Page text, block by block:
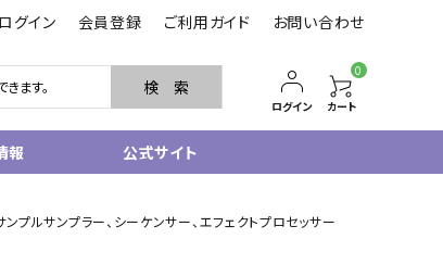
ログイン 会員登録 ご利用ガイド お問い合わせ
検 索
ログイン
0
カート
管楽器
報 公式サイト
ルサンプラー、シーケンサー、エフェクトプロセッサー